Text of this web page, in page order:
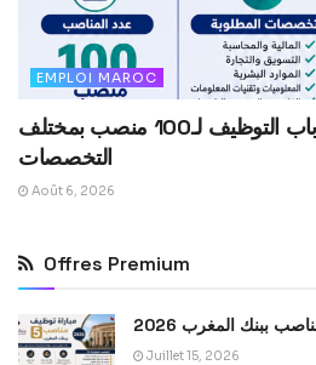
EMPLOI MAROC
بنك إفريقيا يفتح باب التوظيف لـ100 منصب بمختلف
التخصصات
Août 6, 2026
Offres Premium
Juillet 15, 2026